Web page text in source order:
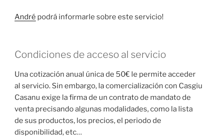
André podrá informarle sobre este servicio!
Condiciones de acceso al servicio
Una cotización anual única de 50€ le permite acceder
al servicio. Sin embargo, la comercialización con Casgiu
Casanu exige la firma de un contrato de mandato de
venta precisando algunas modalidades, como la lista
de sus productos, los precios, el periodo de
disponibilidad, etc…